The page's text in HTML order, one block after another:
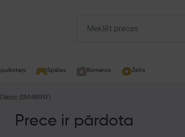
Spēles Kameras Zelts
(SM-R895F)
Prece ir pārdota